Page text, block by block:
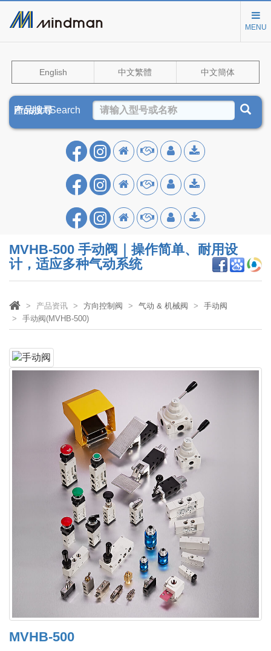
MENU
English 中文繁體 中文簡体
Product Search
產品搜尋
产品搜寻
MVHB‑500 手动阀｜操作简单、耐用设
计，适应多种气动系统
产品资讯 方向控制阀 气动 & 机械阀
手动阀
手动阀(MVHB-500)
MVHB-500